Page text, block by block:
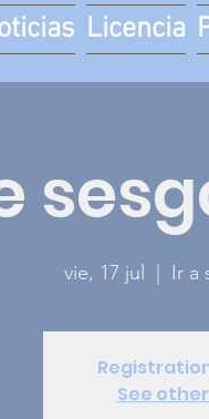
Licencia
vie, 17 jul Ir a
See